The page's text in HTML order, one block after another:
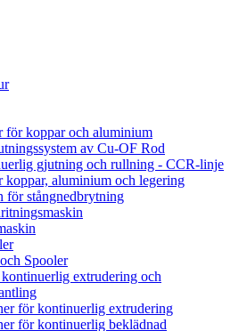
för koppar och aluminium
av Cu-OF Rod
gjutning och rullning - CCR-linje
koppar, aluminium och legering
för stångnedbrytning
Spooler
extrudering och
för kontinuerlig extrudering
för kontinuerlig beklädnad